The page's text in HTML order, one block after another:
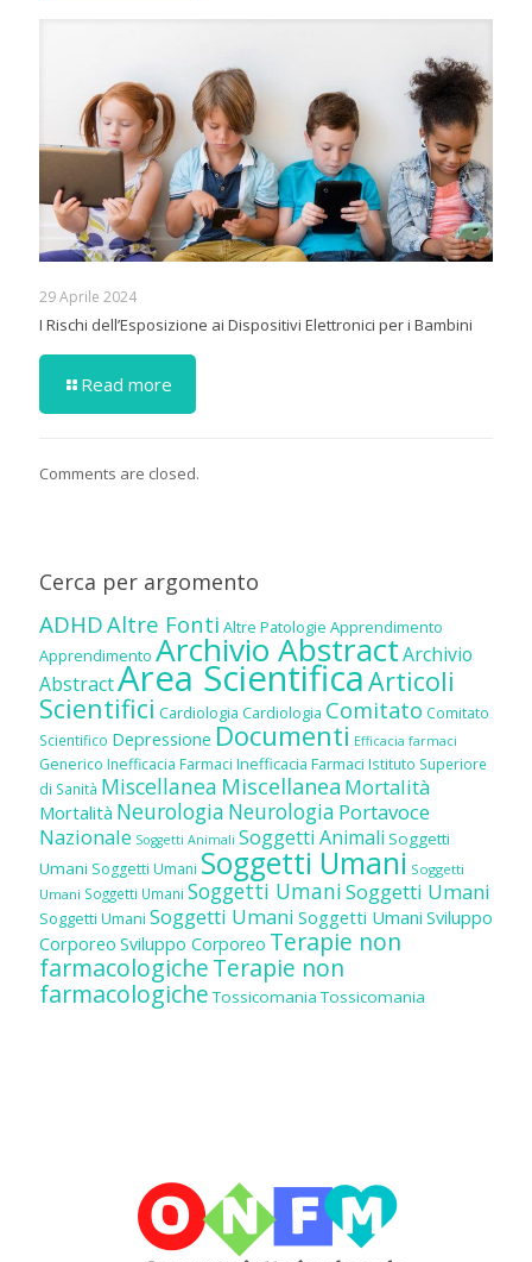
29 Aprile 2024
I Rischi dell’Esposizione ai Dispositivi Elettronici per i Bambini
Read more
Comments are closed.
Cerca per argomento
ADHDAltre Fonti Altre Patologie Apprendimento
Apprendimento Archivio AbstractArchivio
AbstractArea ScientificaArticoli
Scientifici Cardiologia Cardiologia Comitato Comitato
Scientifico Depressione Documenti Efficacia farmaci
Generico Inefficacia Farmaci Inefficacia Farmaci Istituto Superiore
di Sanità Miscellanea Miscellanea Mortalità
Mortalità Neurologia Neurologia Portavoce
Nazionale Soggetti Animali Soggetti Animali Soggetti
Umani Soggetti Umani Soggetti Umani Soggetti
Umani Soggetti Umani Soggetti UmaniSoggetti Umani
Soggetti Umani Soggetti Umani Soggetti Umani Sviluppo
Corporeo Sviluppo Corporeo Terapie non
farmacologicheTerapie non
farmacologiche Tossicomania Tossicomania